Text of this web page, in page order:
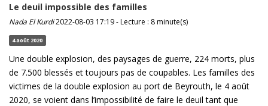
Le deuil impossible des familles
Nada El Kurdi2022-08-03 17:19 - Lecture : 8 minute(s)
4 août 2020
Une double explosion, des paysages de guerre, 224 morts, plus
de 7.500 blessés et toujours pas de coupables. Les familles des
victimes de la double explosion au port de Beyrouth, le 4 août
2020, se voient dans l’impossibilité de faire le deuil tant que